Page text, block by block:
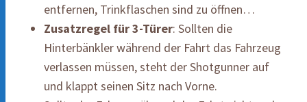
entfernen, Trinkflaschen sind zu öffnen…
Zusatzregel für 3-Türer: Sollten die
Hinterbänkler während der Fahrt das Fahrzeug
verlassen müssen, steht der Shotgunner auf
und klappt seinen Sitz nach Vorne.